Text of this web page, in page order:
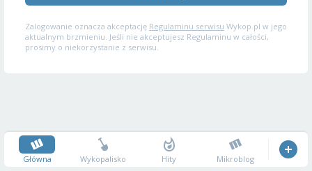
Zalogowanie oznacza akceptację Regulaminu serwisu Wykop.pl w jego
aktualnym brzmieniu. Jeśli nie akceptujesz Regulaminu w całości,
prosimy o niekorzystanie z serwisu.
Główna Wykopalisko Hity Mikroblog